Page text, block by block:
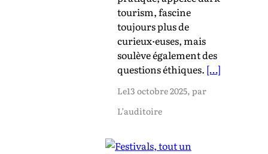
tourism, fascine
toujours plus de
curieux·euses, mais
soulève également des
questions éthiques. […]
Le13 octobre 2025, par
L’auditoire